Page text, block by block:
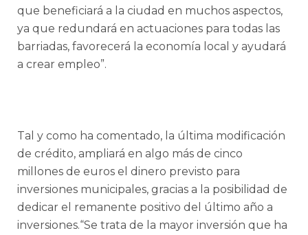
que beneficiará a la ciudad en muchos aspectos,
ya que redundará en actuaciones para todas las
barriadas, favorecerá la economía local y ayudará
a crear empleo”.
Tal y como ha comentado, la última modificación
de crédito, ampliará en algo más de cinco
millones de euros el dinero previsto para
inversiones municipales, gracias a la posibilidad de
dedicar el remanente positivo del último año a
inversiones.“Se trata de la mayor inversión que ha